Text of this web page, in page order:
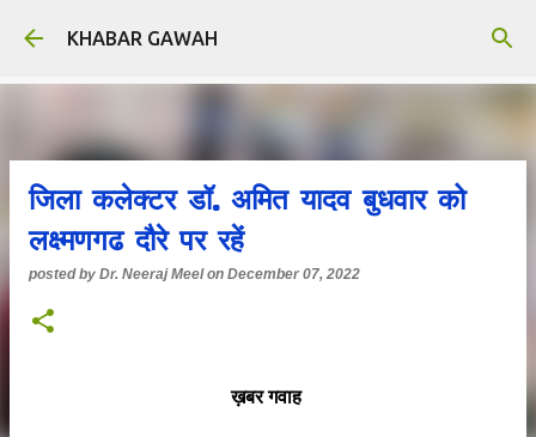
Skip to main content
KHABAR GAWAH
जिला कलेक्टर डॉ. अमित यादव बुधवार को
लक्ष्मणगढ दौरे पर रहें
posted by Dr. Neeraj Meel on December 07, 2022
ख़बर गवाह